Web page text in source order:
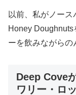
以前、私がノース
Honey
ーを飲みながらの
Deep Cove
ワリー・ロ